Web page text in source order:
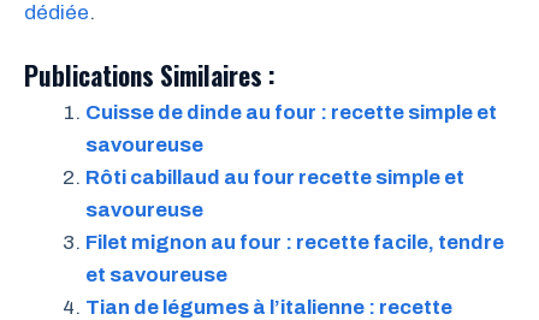
dédiée.
Publications Similaires :
Cuisse de dinde au four : recette simple et
savoureuse
Rôti cabillaud au four recette simple et
savoureuse
Filet mignon au four : recette facile, tendre
et savoureuse
Tian de légumes à l’italienne : recette